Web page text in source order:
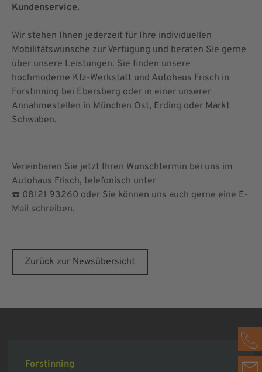
Kundenservice.
Wir stehen Ihnen jederzeit für Ihre individuellen
Mobilitätswünsche zur Verfügung und beraten Sie gerne
über unsere Leistungen. Sie finden unsere
hochmoderne Kfz-Werkstatt und Autohaus Frisch in
Forstinning bei Ebersberg oder in einer unserer
Annahmestellen in München Ost, Erding oder Markt
Schwaben.
Vereinbaren Sie jetzt Ihren Wunschtermin bei uns im
Autohaus Frisch, telefonisch unter
☎️ 08121 93260 oder Sie können uns auch gerne eine E-
Mail schreiben.
Zurück zur Newsübersicht
Forstinning